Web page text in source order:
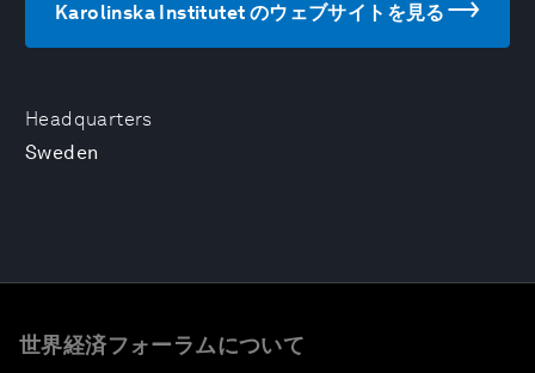
Headquarters
Sweden
Karolinska Institutet のウェブサイトを見る
世界経済フォーラムについて